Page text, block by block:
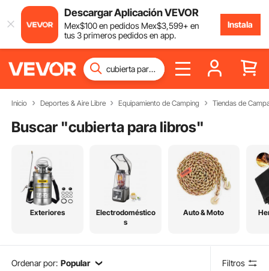
Descargar Aplicación VEVOR
Mex$100en pedidos Mex$3,599+ en
tus 3 primeros pedidos en app.
Instala
Inicio Deportes & Aire Libre Equipamiento de Camping Tiendas de
Buscar "cubierta para libros"
Exteriores
Electrodoméstico
s
Auto & Moto
Ordenar por: Popular Filtros